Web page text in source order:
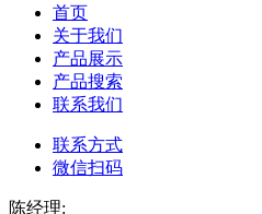
首页
关于我们
产品展示
产品搜索
联系我们
联系方式
微信扫码
陈经理: